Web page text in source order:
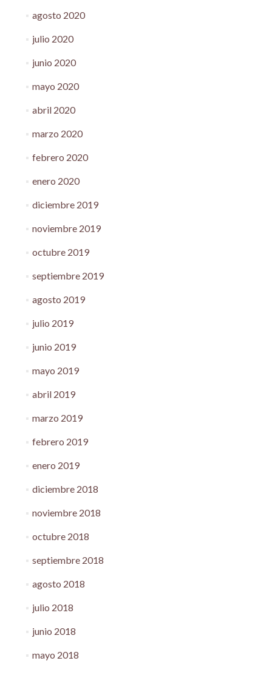
agosto 2020
julio 2020
junio 2020
mayo 2020
abril 2020
marzo 2020
febrero 2020
enero 2020
diciembre 2019
noviembre 2019
octubre 2019
septiembre 2019
agosto 2019
julio 2019
junio 2019
mayo 2019
abril 2019
marzo 2019
febrero 2019
enero 2019
diciembre 2018
noviembre 2018
octubre 2018
septiembre 2018
agosto 2018
julio 2018
junio 2018
mayo 2018